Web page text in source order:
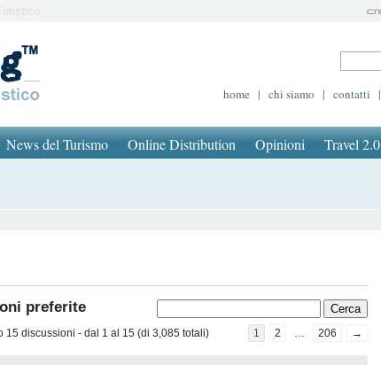
home | chi siamo | contatti |
News del Turismo Online Distribution Opinioni Travel 2.0
preferite
15 discussioni - dal 1 al 15 (di 3,085 totali) 1 2 … 206 →